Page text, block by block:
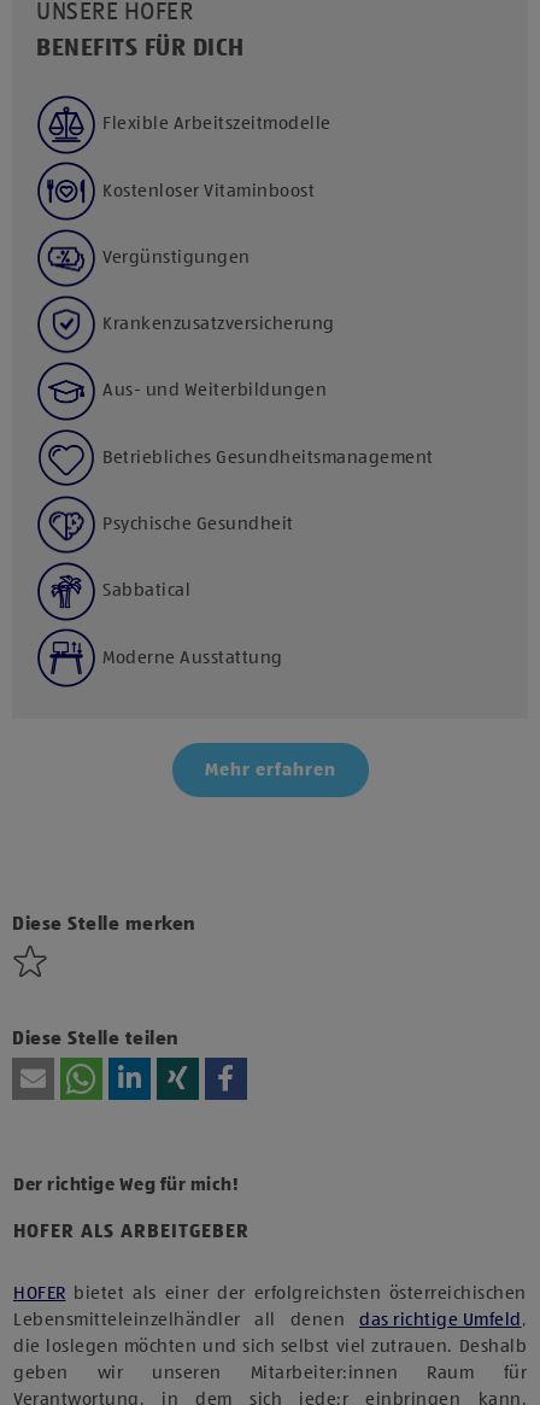
UNSERE HOFER
BENEFITS FÜR DICH
Flexible Arbeitszeitmodelle
Kostenloser Vitaminboost
Vergünstigungen
Krankenzusatzversicherung
Aus- und Weiterbildungen
Betriebliches Gesundheitsmanagement
Psychische Gesundheit
Sabbatical
Moderne Ausstattung
Mehr erfahren
Diese Stelle merken
Diese Stelle teilen
HOFER ALS ARBEITGEBER
Der richtige Weg für mich!
HOFER bietet als einer der erfolgreichsten österreichischen
Lebensmitteleinzelhändler all denen das richtige Umfeld ,
die loslegen möchten und sich selbst viel zutrauen. Deshalb
geben wir unseren Mitarbeiter:innen Raum für
Verantwortung, in dem sich jede:r einbringen kann.